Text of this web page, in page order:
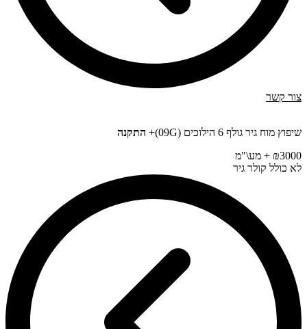
צור קשר
שיפוץ מוח גיר גולף 6 הילוכים (09G)+
התקנה
₪3000 + מע\"מ
לא כולל קולר גיר